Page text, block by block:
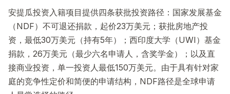
安提瓜投资入籍项目提供四条获批投资路径：国家发展基金
（NDF）不可退还捐款，起价23万美元；获批房地产投
资，最低30万美元（持有5年）；西印度大学（UWI）基金
捐款，26万美元（最少六名申请人，含奖学金）；以及直
接商业投资，单一投资人最低150万美元。由于具有针对家
庭的竞争性定价和简便的申请结构，NDF路径是全球申请